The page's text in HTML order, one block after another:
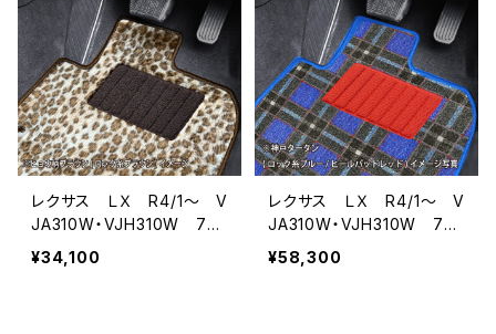
レクサス ＬＸ R4/1〜 V
JA310W・VJH310W 7人
乗 フロアマット一式 カ
ーマット スペシャルタイプ
¥34,100
レクサス ＬＸ R4/1〜 V
JA310W・VJH310W 7人
乗 フロアマット一式 カ
ーマット 神戸タータン
¥58,300